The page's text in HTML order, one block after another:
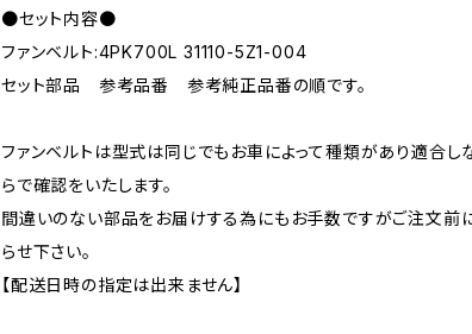
●セット内容●
ファンベルト:4PK700L 31110-5Z1-004
セット部品 参考品番 参考純正品番の順です。
ファンベルトは型式は同じでもお車によって種類があり適合し
らで確認をいたします。
間違いのない部品をお届けする為にもお手数ですがご注文前
らせ下さい。
【配送日時の指定は出来ません】